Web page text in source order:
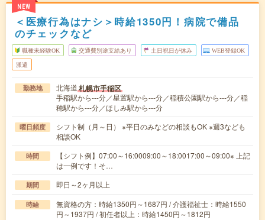
NEW
＜医療行為はナシ＞時給1350円！病院で備品
のチェックなど
職種未経験OK 交通費別途支給あり 土日祝日が休み WEB登録OK
派遣
勤務地 北海道札幌市手稲区
手稲駅から---分／星置駅から---分／稲積公園駅から---分／稲
穂駅から---分／ほしみ駅から---分
曜日頻度
シフト制（月～日） ※平日のみなどの相談もOK ※週3なども
相談OK
時間
【シフト例】07:00～16:0009:00～18:0017:00～09:00※ 上記
は一例です！そ…
期間 即日～2ヶ月以上
時給
無資格の方：時給1350円～1687円 / 介護福祉士：時給1550
円～1937円 / 初任者以上：時給1450円～1812円